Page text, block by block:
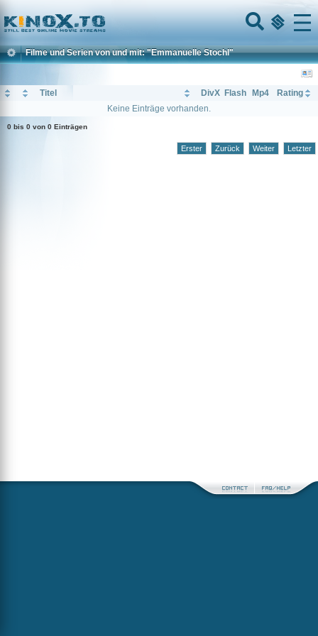
Home
Menu
Filme und Serien von und mit: "Emmanuelle Stochl"
Titel DivX Flash Mp4
Rating
Keine Einträge vorhanden.
0 bis 0 von 0 Einträgen
Erster Zurück Weiter Letzter